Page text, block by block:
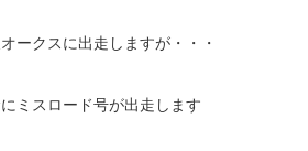
ークスに出走しますが・・・
ミスロード号が出走します